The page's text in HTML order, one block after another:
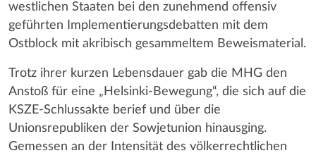
westlichen Staaten bei den zunehmend offensiv
geführten Implementierungsdebatten mit dem
Ostblock mit akribisch gesammeltem Beweismaterial.
Trotz ihrer kurzen Lebensdauer gab die MHG den
Anstoß für eine „Helsinki-Bewegung“, die sich auf die
KSZE-Schlussakte berief und über die
Unionsrepubliken der Sowjetunion hinausging.
Gemessen an der Intensität des völkerrechtlichen